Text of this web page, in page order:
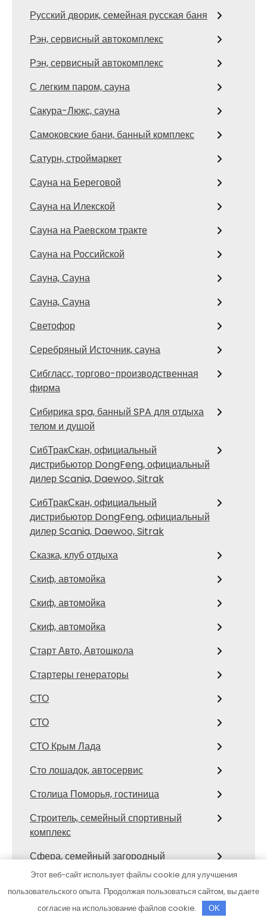
Русский дворик, семейная русская баня
Рэн, сервисный автокомплекс
Рэн, сервисный автокомплекс
С легким паром, сауна
Сакура-Люкс, сауна
Самоковские бани, банный комплекс
Сатурн, строймаркет
Сауна на Береговой
Сауна на Илекской
Сауна на Раевском тракте
Сауна на Российской
Сауна, Сауна
Сауна, Сауна
Светофор
Серебряный Источник, сауна
Сибгласс, торгово-производственная
фирма
Сибирика spa, банный SPA для отдыха
телом и душой
СибТракСкан, официальный
дистрибьютор DongFeng, официальный
дилер Scania, Daewoo, Sitrak
СибТракСкан, официальный
дистрибьютор DongFeng, официальный
дилер Scania, Daewoo, Sitrak
Сказка, клуб отдыха
Скиф, автомойка
Скиф, автомойка
Скиф, автомойка
Старт Авто, Автошкола
Стартеры генераторы
СТО
СТО
СТО Крым Лада
Сто лошадок, автосервис
Столица Поморья, гостиница
Строитель, семейный спортивный
комплекс
Сфера, семейный загородный
комплекс
Сход развал
Этот веб-сайт использует файлы cookie для улучшения
пользовательского опыта. Продолжая пользоваться сайтом, вы даете
согласие на использование файлов cookie.
OK